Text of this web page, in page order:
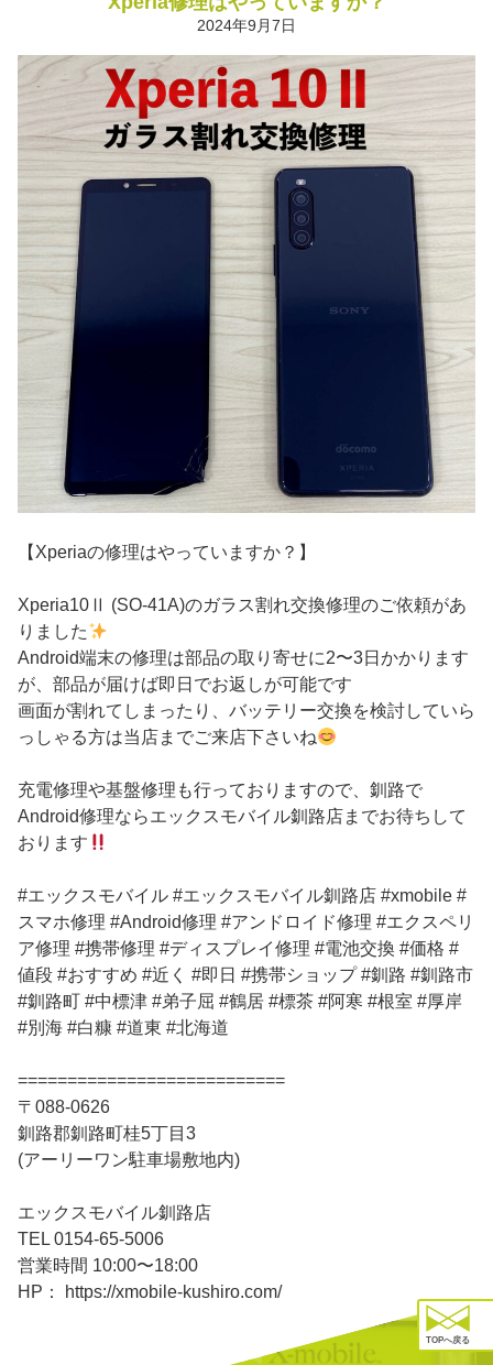
2024年9月7日
【Xperiaの修理はやっていますか？】
Xperia10Ⅱ (SO-41A)のガラス割れ交換修理のご依頼があ
りました
Android端末の修理は部品の取り寄せに2〜3日かかります
が、部品が届けば即日でお返しが可能です
画面が割れてしまったり、バッテリー交換を検討していら
っしゃる方は当店までご来店下さいね
充電修理や基盤修理も行っておりますので、釧路で
Android修理ならエックスモバイル釧路店までお待ちして
おります
#エックスモバイル #エックスモバイル釧路店 #xmobile #
スマホ修理 #Android修理 #アンドロイド修理 #エクスペリ
ア修理 #携帯修理 #ディスプレイ修理 #電池交換 #価格 #
値段 #おすすめ #近く #即日 #携帯ショップ #釧路 #釧路市
#釧路町 #中標津 #弟子屈 #鶴居 #標茶 #阿寒 #根室 #厚岸
#別海 #白糠 #道東 #北海道
===========================
〒088-0626
釧路郡釧路町桂5丁目3
(アーリーワン駐車場敷地内)
エックスモバイル釧路店
TEL 0154-65-5006
営業時間 10:00〜18:00
HP： https://xmobile-kushiro.com/
TOPへ戻る